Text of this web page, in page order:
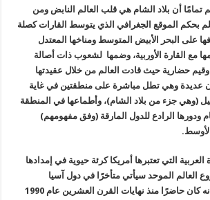
تمامًا أن بلاد الشام هي قلب العالم النابض ومن
بحكم الموقع الجغرافي الذي يتوسط القارات كصلة
على البحر الأبيض المتوسط ومناخها المعتدل
مع القارة الأوربية، وضمها لشعوب ذات أصالة
وقيم حضارية حيث قادت العالم من خلال عقيدتها
عديدة وهي تطل مباشرة على منطقتين في غاية
(وهي جزء من بلاد الشام)، وأطماعها في المنطقة
ودورها الرادع للدول المارقة (وفق مفهومهم)
التي تعتبرها أمريكا كرئة حيوية في إمدادها
العالم الموحد سيأتي متأخرًا في دول آسيا
الوسطى والشرقية إلا أنه كان حاضرًا منذ نهايات القرن العشرين عام 1990